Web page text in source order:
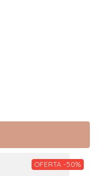
OFERTA -50%